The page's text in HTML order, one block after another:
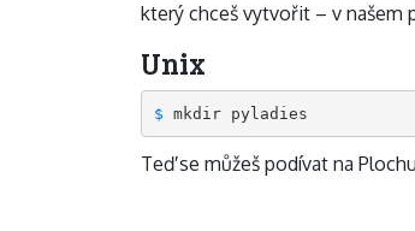
který chceš vytvořit – v našem
Unix
$
Teď se můžeš podívat na